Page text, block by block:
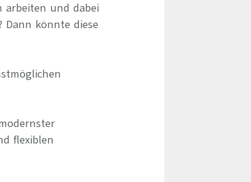
arbeiten und dabei
könnte diese
flexiblen